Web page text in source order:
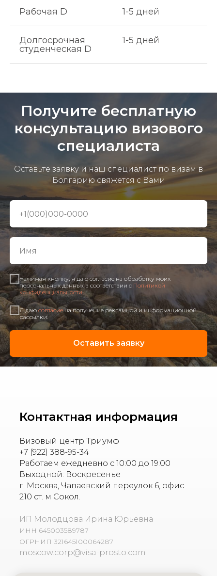
Рабочая D 1-5 дней
Долгосрочная
студенческая D
1-5 дней
Получите бесплатную
консультацию визового
специалиста
Оставьте заявку и наш специалист по визам в
Болгарию свяжется с Вами
Нажимая кнопку, я даю согласие на обработку моих
персональных данных в соответствии с Политикой
конфиденциальности.
Я даюсогласиена получение рекламной и информационной
рассылки.
Оставить заявку
Контактная информация
Визовый центр Триумф
+7 (922) 388-95-34
Работаем ежедневно с 10:00 до 19:00
Выходной: Воскресенье
г. Москва, Чапаевский переулок 6, офис
210 ст. м Сокол.
ИП Молодцова Ирина Юрьевна
ИНН 645003589787
ОГРНИП 321645100064287
moscow.corp@visa-prosto.com